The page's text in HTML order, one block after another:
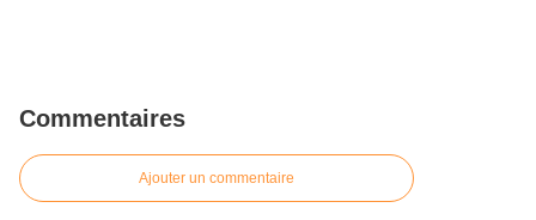
Commentaires
Ajouter un commentaire